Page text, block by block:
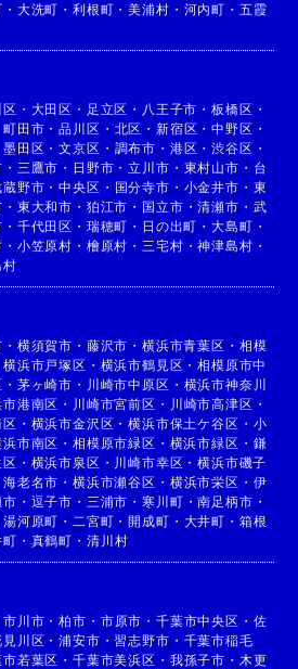
・ 大洗町 ・利根町 ・美浦村 ・ 河内町 ・ 五霞
区 ・ 大田区 ・ 足立区 ・ 八王子市 ・板橋区 ・
町田市 ・品川区 ・ 北区 ・ 新宿区 ・中野区 ・
墨田区 ・文京区 ・ 調布市 ・ 港区 ・渋谷区 ・
・ 三鷹市 ・ 日野市 ・立川市 ・ 東村山市 ・ 台
蔵野市 ・中央区 ・ 国分寺市 ・ 小金井市 ・ 東
・ 東大和市 ・ 狛江市 ・ 国立市 ・清瀬市 ・ 武
・ 千代田区 ・ 瑞穂町 ・ 日の出町 ・大島町 ・
・ 小笠原村 ・ 檜原村 ・ 三宅村 ・神津島村 ・
村
・ 横須賀市 ・ 藤沢市 ・横浜市青葉区 ・ 相模
横浜市戸塚区 ・ 横浜市鶴見区 ・相模原市中
・ 茅ヶ崎市 ・ 川崎市中原区 ・ 横浜市神奈川
市港南区 ・ 川崎市宮前区 ・ 川崎市高津区 ・
区 ・ 横浜市金沢区 ・横浜市保土ケ谷区 ・ 小
浜市南区 ・相模原市緑区 ・ 横浜市緑区 ・ 鎌
区 ・ 横浜市泉区 ・ 川崎市幸区 ・横浜市磯子
海老名市 ・横浜市瀬谷区 ・ 横浜市栄区 ・ 伊
市 ・ 逗子市 ・ 三浦市 ・寒川町 ・南足柄市 ・
湯河原町 ・ 二宮町 ・開成町 ・ 大井町 ・ 箱根
町 ・ 真鶴町 ・ 清川村
市川市 ・柏市 ・ 市原市 ・ 千葉市中央区 ・ 佐
見川区 ・浦安市 ・習志野市 ・ 千葉市稲毛
市若葉区 ・千葉市美浜区 ・ 我孫子市 ・ 木更